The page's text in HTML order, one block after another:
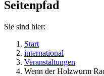
Seitenpfad
Sie sind hier:
Start
international
Veranstaltungen
Wenn der Holzwurm